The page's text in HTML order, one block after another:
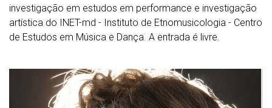
investigação em estudos em performance e investigação
artística do INET-md - Instituto de Etnomusicologia - Centro
de Estudos em Música e Dança. A entrada é livre.